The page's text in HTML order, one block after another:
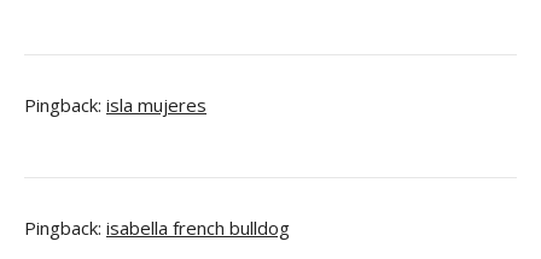
Pingback: isla mujeres
Pingback: isabella french bulldog